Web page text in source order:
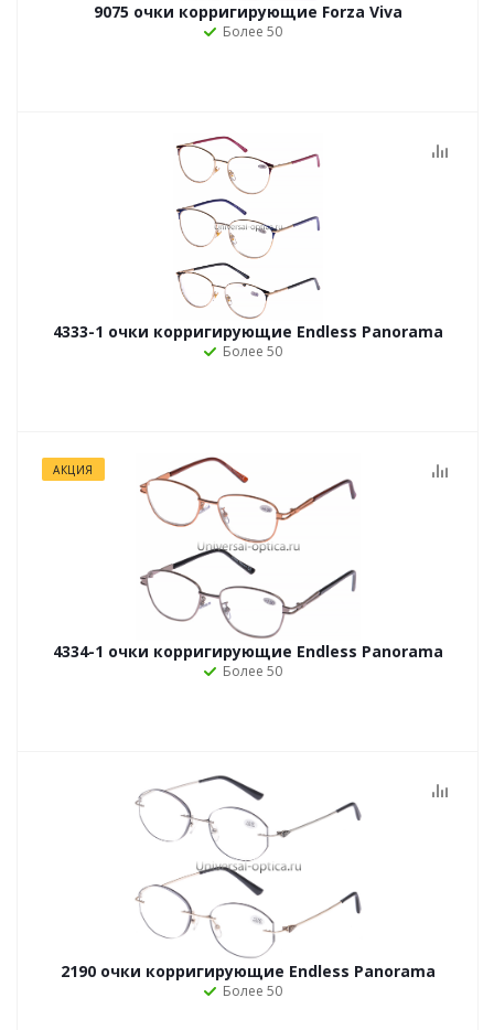
9075 очки корригирующие Forza Viva
Более 50
4333-1 очки корригирующие Endless Panorama
Более 50
АКЦИЯ
4334-1 очки корригирующие Endless Panorama
Более 50
2190 очки корригирующие Endless Panorama
Более 50